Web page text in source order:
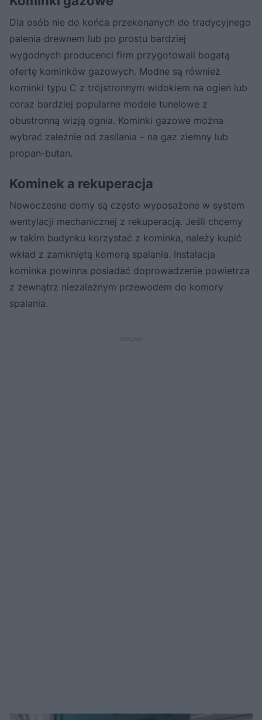
Dla osób nie do końca przekonanych do tradycyjnego
palenia drewnem lub po prostu bardziej
wygodnych producenci firm przygotowali bogatą
ofertę kominków gazowych. Modne są również
kominki typu C z trójstronnym widokiem na ogień lub
coraz bardziej popularne modele tunelowe z
obustronną wizją ognia. Kominki gazowe można
wybrać zależnie od zasilania – na gaz ziemny lub
propan-butan.
Kominek a rekuperacja
Nowoczesne domy są często wyposażone w system
wentylacji mechanicznej z rekuperacją. Jeśli chcemy
w takim budynku korzystać z kominka, należy kupić
wkład z zamkniętą komorą spalania. Instalacja
kominka powinna posiadać doprowadzenie powietrza
z zewnątrz niezależnym przewodem do komory
spalania.